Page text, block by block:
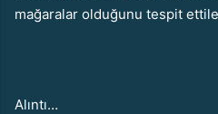
mağaralar olduğunu tespit
Alıntı…